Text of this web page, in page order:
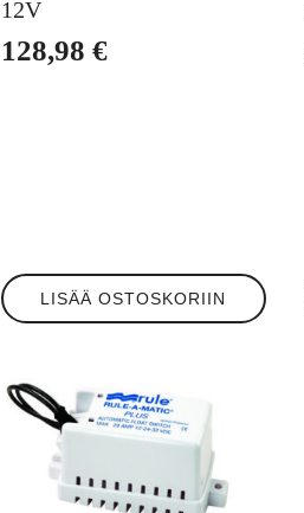
12V
128,98 €
LISÄÄ OSTOSKORIIN